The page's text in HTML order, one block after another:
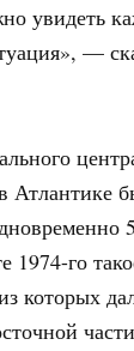
увидеть
—
Атлантике
1974-го
которых